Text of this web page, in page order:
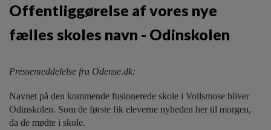
Offentliggørelse af vores nye
fælles skoles navn - Odinskolen
Pressemeddelelse fra Odense.dk:
Navnet på den kommende fusionerede skole i Vollsmose bliver
Odinskolen. Som de første fik eleverne nyheden her til morgen,
da de mødte i skole.